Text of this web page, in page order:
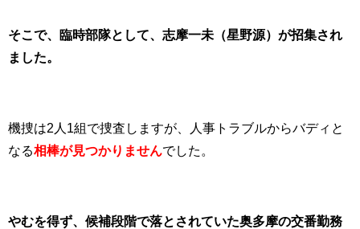
そこで、臨時部隊として、志摩一未（星野源）が招集され
ました。
機捜は2人1組で捜査しますが、人事トラブルからバディと
なる相棒が見つかりませんでした。
やむを得ず、候補段階で落とされていた奥多摩の交番勤務